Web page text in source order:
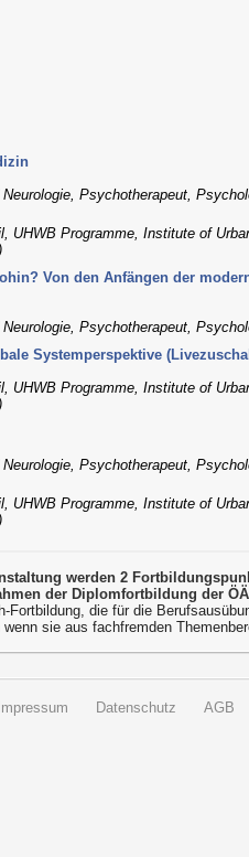
Psychotherapeut,
UHWB Programme, Institute of
Von den Anfängen der
Psychotherapeut,
Systemperspektive
UHWB Programme, Institute of
Psychotherapeut,
UHWB Programme, Institute of
werden 2
der Diplomfortbildung der
Fortbildung, die für die
wenn sie aus fachfremden
Datenschutz AGB